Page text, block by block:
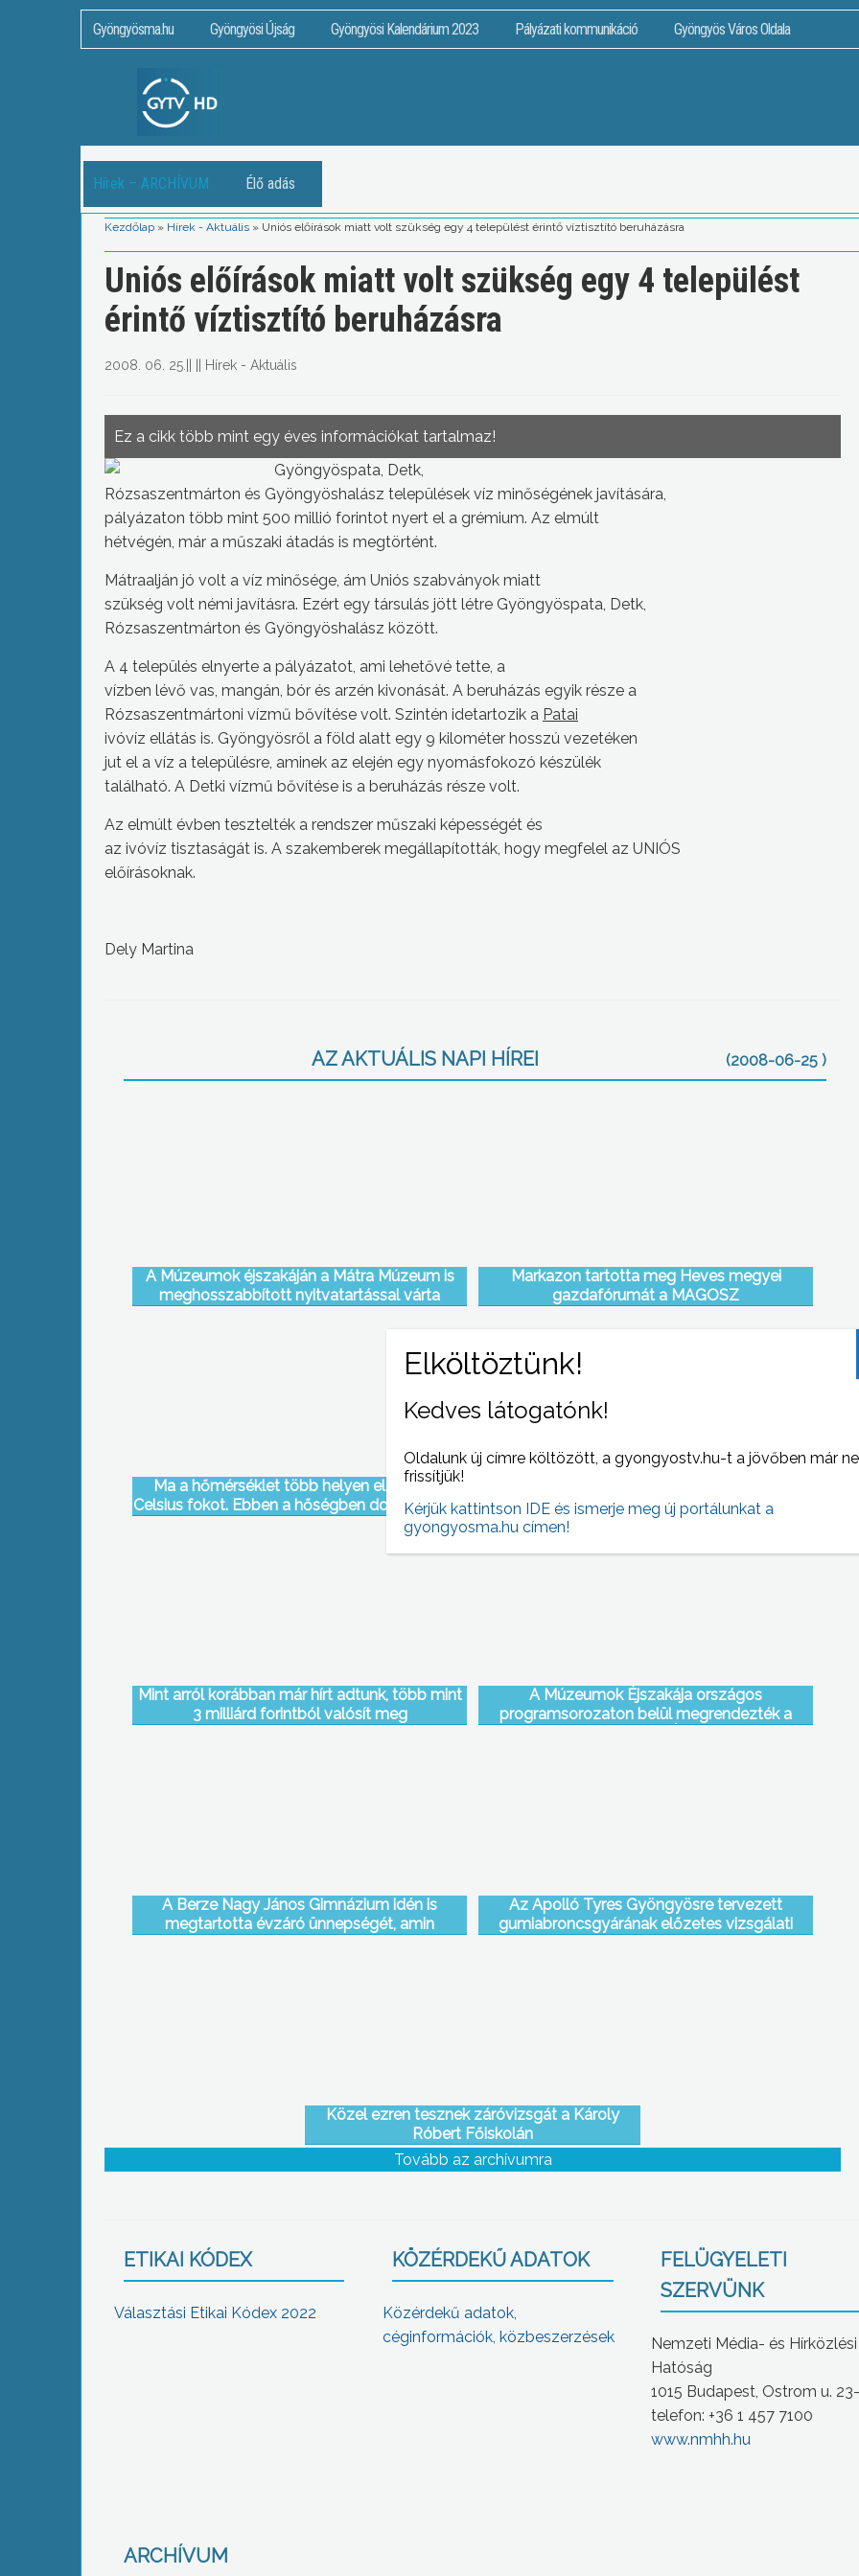
Gyöngyösma.hu Gyöngyösi Újság Gyöngyösi Kalendárium 2023 Pályázati kommunikáció Gyöngyös Város Oldala
Hírek – ARCHÍVUM Élő adás
Kezdőlap » Hírek - Aktuális » Uniós előírások miatt volt szükség egy 4 települést érintő víztisztító beruházásra
Uniós előírások miatt volt szükség egy 4 települést
érintő víztisztító beruházásra
2008. 06. 25. Hírek - Aktuális
Ez a cikk több mint egy éves információkat tartalmaz!
Gyöngyöspata, Detk,
Rózsaszentmárton és Gyöngyöshalász települések víz minőségének javítására,
pályázaton több mint 500 millió forintot nyert el a grémium. Az elmúlt
hétvégén, már a műszaki átadás is megtörtént.
Mátraalján jó volt a víz minősége, ám Uniós szabványok miatt
szükség volt némi javításra. Ezért egy társulás jött létre Gyöngyöspata, Detk,
Rózsaszentmárton és Gyöngyöshalász között.
A 4 település elnyerte a pályázatot, ami lehetővé tette, a
vízben lévő vas, mangán, bór és arzén kivonását. A beruházás egyik része a
Rózsaszentmártoni vízmű bővítése volt. Szintén idetartozik a Patai
ivóvíz ellátás is. Gyöngyösről a föld alatt egy 9 kilométer hosszú vezetéken
jut el a víz a településre, aminek az elején egy nyomásfokozó készülék
található. A Detki vízmű bővítése is a beruházás része volt.
Az elmúlt évben tesztelték a rendszer műszaki képességét és
az ivóvíz tisztaságát is. A szakemberek megállapították, hogy megfelel az UNIÓS
előírásoknak.
Dely Martina
AZ AKTUÁLIS NAPI HÍREI (2008-06-25 )
A Múzeumok éjszakáján a Mátra Múzeum is
meghosszabbított nyitvatartással várta
Markazon tartotta meg Heves megyei
gazdafórumát a MAGOSZ
Ma a hőmérséklet több helyen elérte a 35
Celsius fokot. Ebben a hőségben dolgoznak az
dolgozót Gyöngyösön. – tudtuk meg az
Észak- magyarországi Munkavédelmi és
Mint arról korábban már hírt adtunk, több mint
3 milliárd forintból valósít meg
A Múzeumok Éjszakája országos
programsorozaton belül megrendezték a
A Berze Nagy János Gimnázium idén is
megtartotta évzáró ünnepségét, amin
Az Apolló Tyres Gyöngyösre tervezett
gumiabroncsgyárának előzetes vizsgálati
Közel ezren tesznek záróvizsgát a Károly
Róbert Főiskolán
Tovább az archívumra
ETIKAI KÓDEX
Választási Etikai Kódex 2022
KÖZÉRDEKŰ ADATOK
Közérdekű adatok,
céginformációk, közbeszerzések
FELÜGYELETI
SZERVÜNK
Nemzeti Média- és Hírközlési
Hatóság
1015 Budapest, Ostrom u.
telefon: +36 1 457 7100
www.nmhh.hu
ARCHÍVUM
Kedves látogatónk!
Oldalunk új címre költözött, a gyongyostv.hu-t a jövőben már
frissítjük!
Kérjük kattintson IDE és ismerje meg új portálunkat a
gyongyosma.hu címen!